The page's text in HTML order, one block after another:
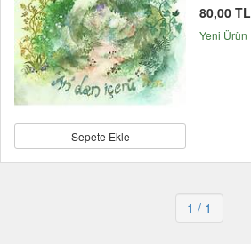
Sepete Ekle
80,00 TL
Yeni Ürün
1 / 1